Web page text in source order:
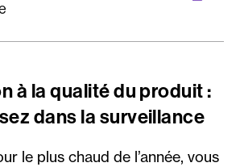
à la qualité du produit :
dans la surveillance
le plus chaud de l’année, vous